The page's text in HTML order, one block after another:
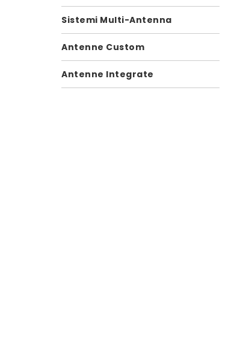
Sistemi Multi-Antenna
Antenne Custom
Antenne Integrate